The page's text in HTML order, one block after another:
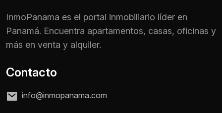
InmoPanama es el portal inmobiliario líder en
Panamá. Encuentra apartamentos, casas, oficinas y
más en venta y alquiler.
Contacto
info@inmopanama.com